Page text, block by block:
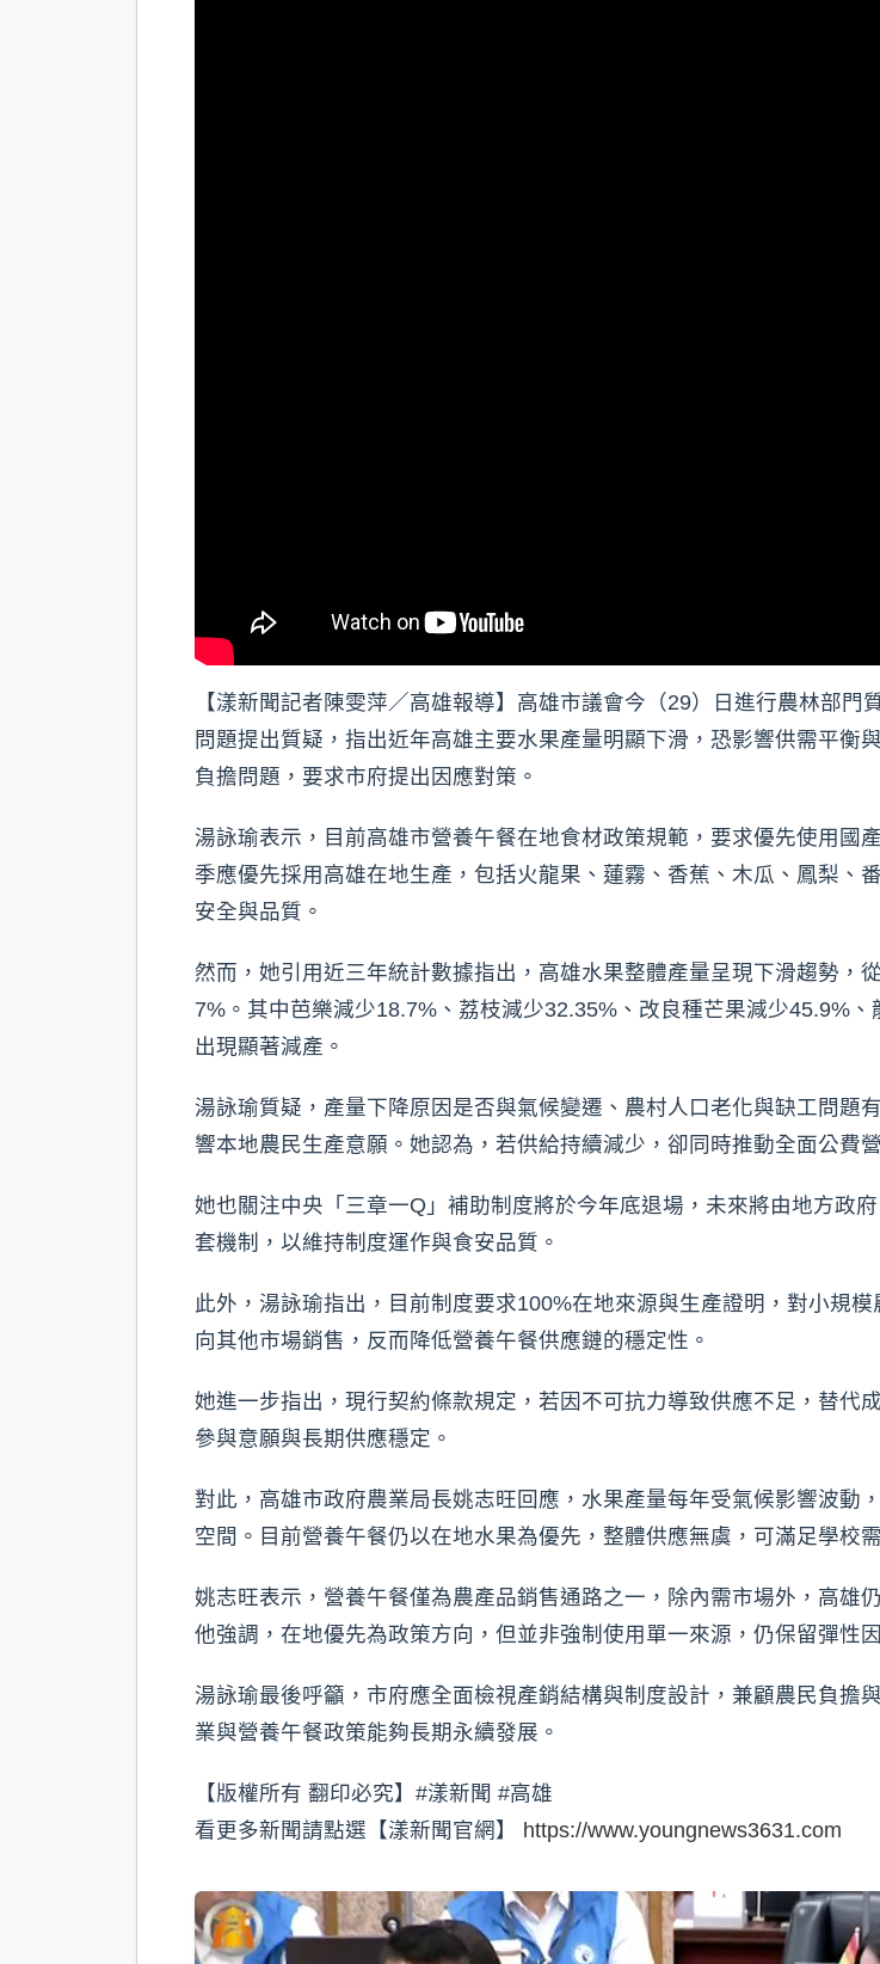
【漾新聞記者陳雯萍／高雄報導】高雄市議會今（29）日進行農林部
問題提出質疑，指出近年高雄主要水果產量明顯下滑，恐影響供需平衡
負擔問題，要求市府提出因應對策。
湯詠瑜表示，目前高雄市營養午餐在地食材政策規範，要求優先使用國
季應優先採用高雄在地生產，包括火龍果、蓮霧、香蕉、木瓜、鳳梨、
安全與品質。
然而，她引用近三年統計數據指出，高雄水果整體產量呈現下滑趨勢，
7%。其中芭樂減少18.7%、荔枝減少32.35%、改良種芒果減少45.9%
出現顯著減產。
湯詠瑜質疑，產量下降原因是否與氣候變遷、農村人口老化與缺工問題
響本地農民生產意願。她認為，若供給持續減少，卻同時推動全面公費
她也關注中央「三章一Q」補助制度將於今年底退場，未來將由地方政
套機制，以維持制度運作與食安品質。
此外，湯詠瑜指出，目前制度要求100%在地來源與生產證明，對小規
向其他市場銷售，反而降低營養午餐供應鏈的穩定性。
她進一步指出，現行契約條款規定，若因不可抗力導致供應不足，替代
參與意願與長期供應穩定。
對此，高雄市政府農業局長姚志旺回應，水果產量每年受氣候影響波動
空間。目前營養午餐仍以在地水果為優先，整體供應無虞，可滿足學校
姚志旺表示，營養午餐僅為農產品銷售通路之一，除內需市場外，高雄
他強調，在地優先為政策方向，但並非強制使用單一來源，仍保留彈性
湯詠瑜最後呼籲，市府應全面檢視產銷結構與制度設計，兼顧農民負擔
業與營養午餐政策能夠長期永續發展。
【版權所有 翻印必究】#漾新聞 #高雄
看更多新聞請點選【漾新聞官網】 https://www.youngnews3631.com